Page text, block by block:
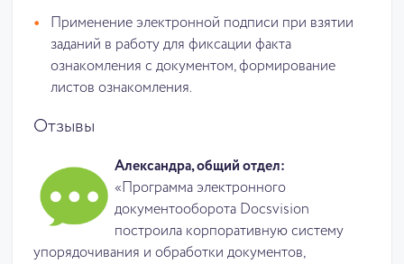
Применение электронной подписи при взятии
заданий в работу для фиксации факта
ознакомления с документом, формирование
листов ознакомления.
Отзывы
Александра, общий отдел:
«Программа электронного
документооборота Docsvision
построила корпоративную систему
упорядочивания и обработки документов,